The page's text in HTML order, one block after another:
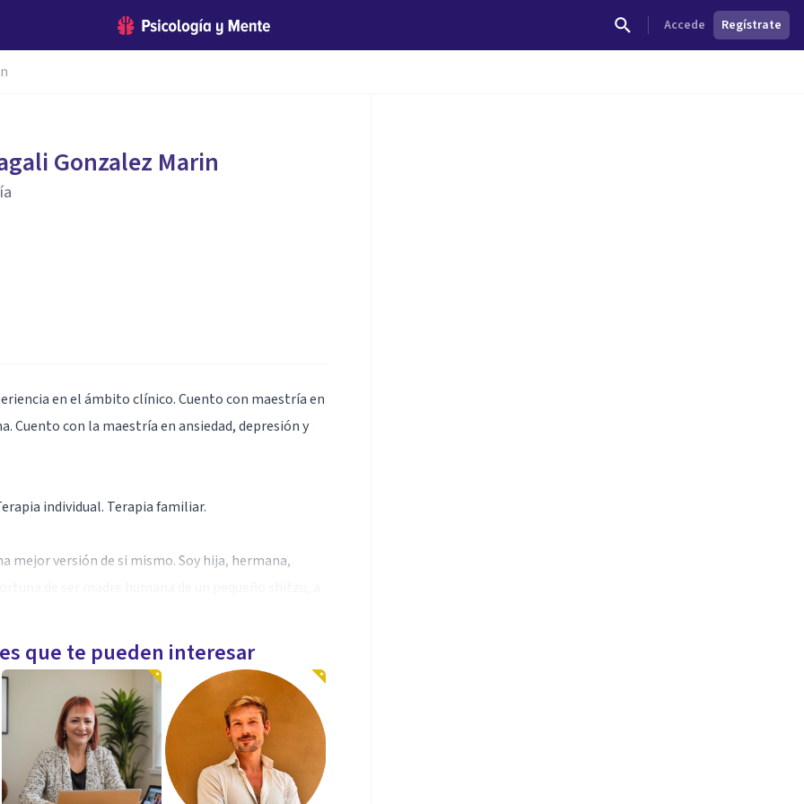
Accede Regístrate
Gonzalez Marin
en el ámbito clínico. Cuento con maestría en
Cuento con la maestría en ansiedad, depresión y
individual. Terapia familiar.
mejor versión de si mismo. Soy hija, hermana,
maravillosa profesión
paciente a que por medio de una relajación y
a diversos problemas
por síntomas físicos, cognitivos,
etc.. se trabaja con técnicas de relajación, el
que te pueden interesar